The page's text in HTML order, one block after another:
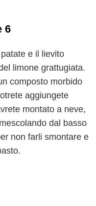
6
e il lievito
limone grattugiata.
composto morbido
aggiungete
montato a neve,
dal basso
non farli smontare e